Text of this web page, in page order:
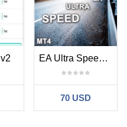
EA Ultra Speed MT4
70 USD